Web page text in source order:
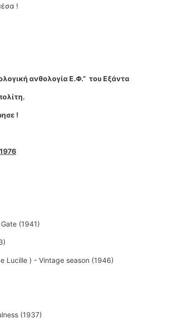
!
ανθολογία Ε.Φ.” του Εξάντα
!
(1941)
Lucille ) - Vintage season (1946)
(1937)